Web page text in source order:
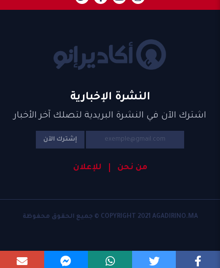
النشرة الإخبارية
اشترك الآن في النشرة البريدية لتصلك آخر الأخبار
إشترك الآن
من نحن للإعلان
COPYRIGHT 2021 AGADIRINO.MA © جميع الحقوق محفوظة